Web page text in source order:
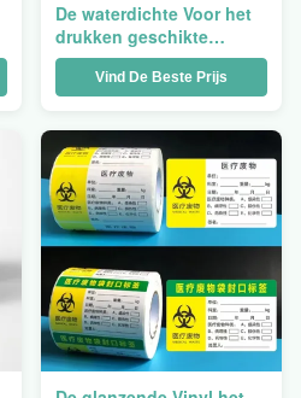
De waterdichte Voor het
drukken geschikte
Vinyldruk die van de
Etiketsticker het
verzegelen Etiquetas
dankt u
Vind De Beste Prijs